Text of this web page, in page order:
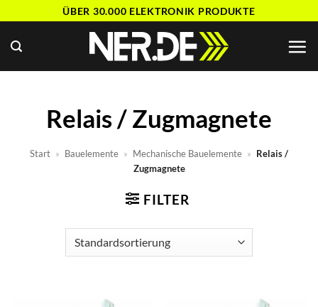
springen
ÜBER 30.000 ELEKTRONIK PRODUKTE
Relais / Zugmagnete
Start » Bauelemente » Mechanische Bauelemente » Relais /
Zugmagnete
FILTER